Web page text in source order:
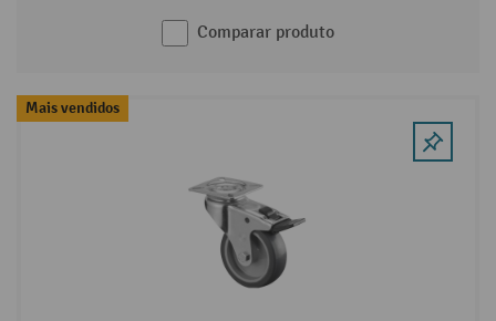
Comparar produto
Mais vendidos